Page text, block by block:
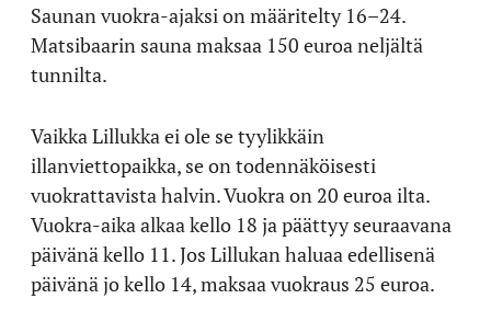
Saunan vuokra-ajaksi on määritelty 16–24.
Matsibaarin sauna maksaa 150 euroa neljältä
tunnilta.
Vaikka Lillukka ei ole se tyylikkäin
illanviettopaikka, se on todennäköisesti
vuokrattavista halvin. Vuokra on 20 euroa ilta.
Vuokra-aika alkaa kello 18 ja päättyy seuraavana
päivänä kello 11. Jos Lillukan haluaa edellisenä
päivänä jo kello 14, maksaa vuokraus 25 euroa.